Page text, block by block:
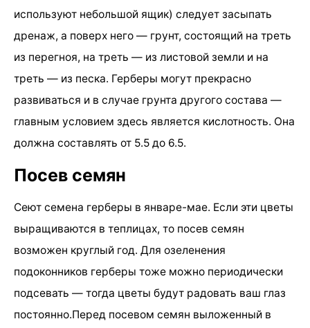
используют небольшой ящик) следует засыпать
дренаж, а поверх него — грунт, состоящий на треть
из перегноя, на треть — из листовой земли и на
треть — из песка. Герберы могут прекрасно
развиваться и в случае грунта другого состава —
главным условием здесь является кислотность. Она
должна составлять от 5.5 до 6.5.
Посев семян
Сеют семена герберы в январе-мае. Если эти цветы
выращиваются в теплицах, то посев семян
возможен круглый год. Для озеленения
подоконников герберы тоже можно периодически
подсевать — тогда цветы будут радовать ваш глаз
постоянно.Перед посевом семян выложенный в